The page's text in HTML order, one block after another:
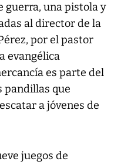
guerra, una pistola y
al director de la
por el pastor
evangélica
es parte del
pandillas que
a jóvenes de
juegos de